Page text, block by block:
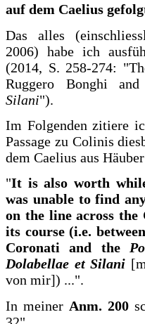
auf dem Caelius
Das alles
2006) habe ich
(2014, S. 258-274:
Ruggero Bonghi
Silani").
Im Folgenden zitiere
Passage zu Colinis
dem Caelius aus
"It is also worth
was unable to find
on the line across the
its course (i.e.
Coronati and the
Dolabellae et Silani
von mir]) ...".
In meiner Anm. 200